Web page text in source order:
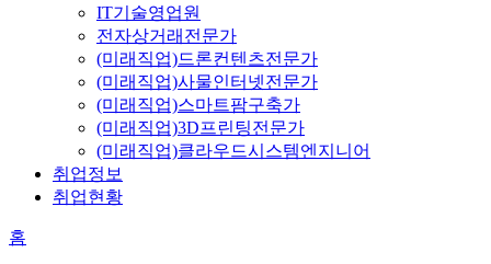
IT기술영업원
전자상거래전문가
(미래직업)드론컨텐츠전문가
(미래직업)사물인터넷전문가
(미래직업)스마트팜구축가
(미래직업)3D프린팅전문가
(미래직업)클라우드시스템엔지니어
취업정보
취업현황
홈